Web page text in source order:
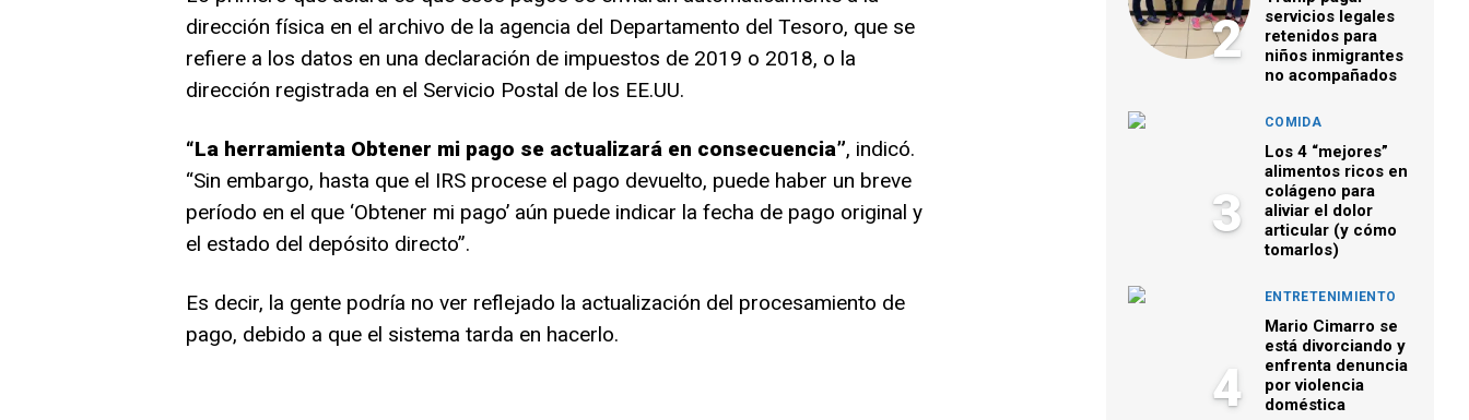
dirección física en el archivo de la agencia del Departamento del Tesoro, que se
refiere a los datos en una declaración de impuestos de 2019 o 2018, o la
dirección registrada en el Servicio Postal de los EE.UU.
“La herramienta Obtener mi pago se actualizará en consecuencia”, indicó.
“Sin embargo, hasta que el IRS procese el pago devuelto, puede haber un breve
período en el que ‘Obtener mi pago’ aún puede indicar la fecha de pago original y
el estado del depósito directo”.
Es decir, la gente podría no ver reflejado la actualización del procesamiento de
pago, debido a que el sistema tarda en hacerlo.
2
servicios legales
retenidos para
niños inmigrantes
no acompañados
3
COMIDA
Los 4 “mejores”
alimentos ricos en
colágeno para
aliviar el dolor
articular (y cómo
tomarlos)
4
ENTRETENIMIENTO
Mario Cimarro se
está divorciando y
enfrenta denuncia
por violencia
doméstica